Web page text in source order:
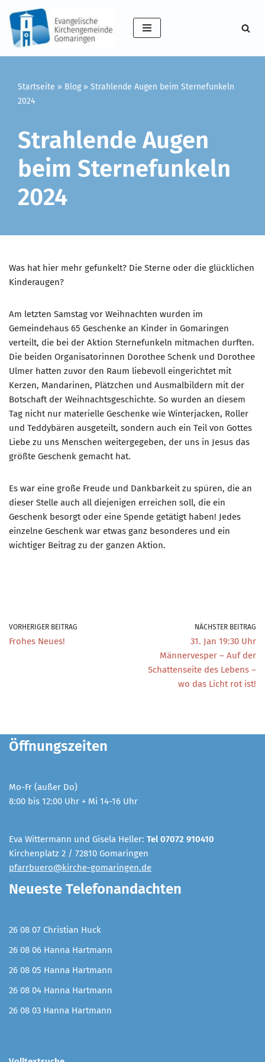
Zum
Inhalt
Startseite » Blog » Strahlende Augen beim Sternefunkeln
2024
Strahlende Augen
beim Sternefunkeln
2024
Was hat hier mehr gefunkelt? Die Sterne oder die glücklichen
Kinderaugen?
Am letzten Samstag vor Weihnachten wurden im
Gemeindehaus 65 Geschenke an Kinder in Gomaringen
verteilt, die bei der Aktion Sternefunkeln mitmachen durften.
Die beiden Organisatorinnen Dorothee Schenk und Dorothee
Ulmer hatten zuvor den Raum liebevoll eingerichtet mit
Kerzen, Mandarinen, Plätzchen und Ausmalbildern mit der
Botschaft der Weihnachtsgeschichte. So wurden an diesem
Tag nicht nur materielle Geschenke wie Winterjacken, Roller
und Teddybären ausgeteilt, sondern auch ein Teil von Gottes
Liebe zu uns Menschen weitergegeben, der uns in Jesus das
größte Geschenk gemacht hat.
Es war eine große Freude und Dankbarkeit zu spüren, die an
dieser Stelle auch all diejenigen erreichen soll, die ein
Geschenk besorgt oder eine Spende getätigt haben! Jedes
einzelne Geschenk war etwas ganz besonderes und ein
wichtiger Beitrag zu der ganzen Aktion.
VORHERIGER BEITRAG
Frohes Neues!
NÄCHSTER BEITRAG
31. Jan 19:30 Uhr
Männervesper – Auf der
Schattenseite des Lebens –
wo das Licht rot ist!
Öffnungszeiten
Mo-Fr (außer Do)
8:00 bis 12:00 Uhr + Mi 14-16 Uhr
Eva Wittermann und Gisela Heller: Tel 07072 910410
Kirchenplatz 2 / 72810 Gomaringen
pfarrbuero@kirche-gomaringen.de
Neueste Telefonandachten
26 08 07 Christian Huck
26 08 06 Hanna Hartmann
26 08 05 Hanna Hartmann
26 08 04 Hanna Hartmann
26 08 03 Hanna Hartmann